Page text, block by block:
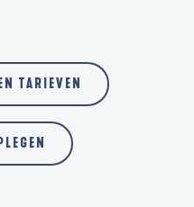
TARIEVEN